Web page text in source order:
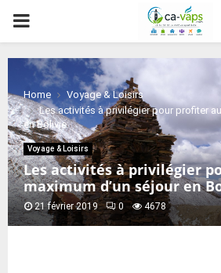
PRIMARY
MENU
Home
Voyage & Loisirs
Les activités à privilégier pour profiter
en Bolivie
Voyage & Loisirs
Les activités à privilégier
maximum d’un séjour en
21 février 2019 0 4678